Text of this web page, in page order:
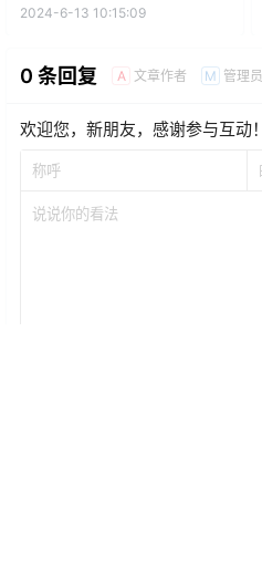
2024-6-13 10:15:09
0 条回复 A 文章作者 M 管理员
欢迎您，新朋友，感谢参与互动！